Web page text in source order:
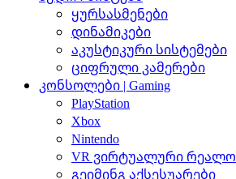
ყურსასმენები
დინამიკები
აკუსტიკური სისტემები
ციფრული კამერები
კონსოლები | Gaming
PlayStation
Xbox
Nintendo
VR ვირტუალური
გეიმინგ აქსესუარები